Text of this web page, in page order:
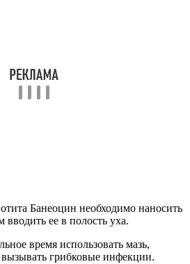
Банеоцин необходимо наносить
вводить ее в полость уха.
время использовать мазь,
вызывать грибковые инфекции.